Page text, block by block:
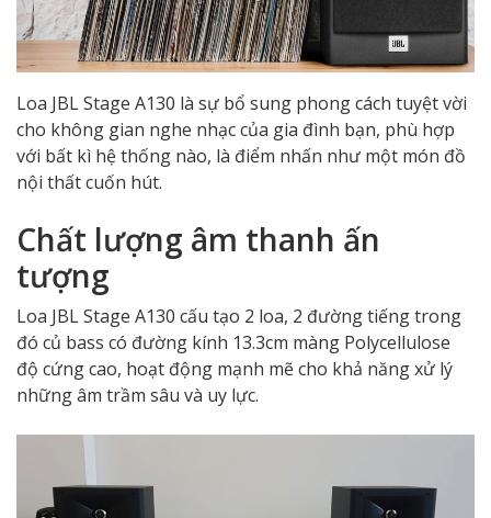
Loa JBL Stage A130 là sự bổ sung phong cách tuyệt vời
cho không gian nghe nhạc của gia đình bạn, phù hợp
với bất kì hệ thống nào, là điểm nhấn như một món đồ
nội thất cuốn hút.
Chất lượng âm thanh ấn
tượng
Loa JBL Stage A130 cấu tạo 2 loa, 2 đường tiếng trong
đó củ bass có đường kính 13.3cm màng Polycellulose
độ cứng cao, hoạt động mạnh mẽ cho khả năng xử lý
những âm trầm sâu và uy lực.